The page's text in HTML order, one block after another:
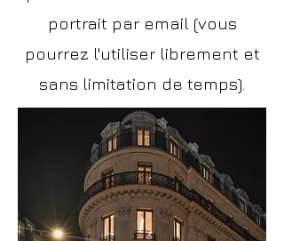
portrait par email (vous
pourrez l'utiliser librement et
sans limitation de temps).